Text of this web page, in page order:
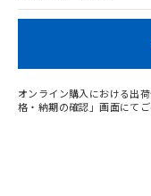
オンライン購入における出
格・納期の確認」画面にてご